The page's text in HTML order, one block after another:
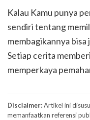
Kalau Kamu punya
sendiri tentang
membagikannya bisa
Setiap cerita
memperkaya
Disclaimer:Artikel ini
memanfaatkan referensi